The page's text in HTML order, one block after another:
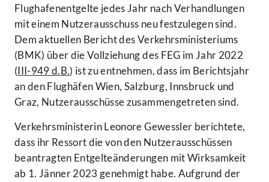
Flughafenentgelte jedes Jahr nach Verhandlungen
mit einem Nutzerausschuss neu festzulegen sind.
Dem aktuellen Bericht des Verkehrsministeriums
(BMK) über die Vollziehung des FEG im Jahr 2022
(III-949 d.B.) ist zu entnehmen, dass im Berichtsjahr
an den Flughäfen Wien, Salzburg, Innsbruck und
Graz, Nutzerausschüsse zusammengetreten sind.
Verkehrsministerin Leonore Gewessler berichtete,
dass ihr Ressort die von den Nutzerausschüssen
beantragten Entgelteänderungen mit Wirksamkeit
ab 1. Jänner 2023 genehmigt habe. Aufgrund der